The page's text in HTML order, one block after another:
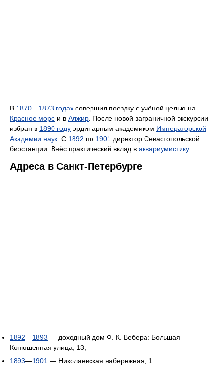
В 1870—1873 годах совершил поездку с учёной целью на
Красное море и в Алжир . После новой заграничной экскурсии
избран в 1890 году ординарным академиком Императорской
Академии наук . С 1892 по 1901 директор Севастопольской
биостанции. Внёс практический вклад в аквариумистику.
Адреса в Санкт-Петербурге
1892—1893 — доходный дом Ф. К. Вебера: Большая
Конюшенная улица, 13;
1893—1901 — Николаевская набережная, 1.